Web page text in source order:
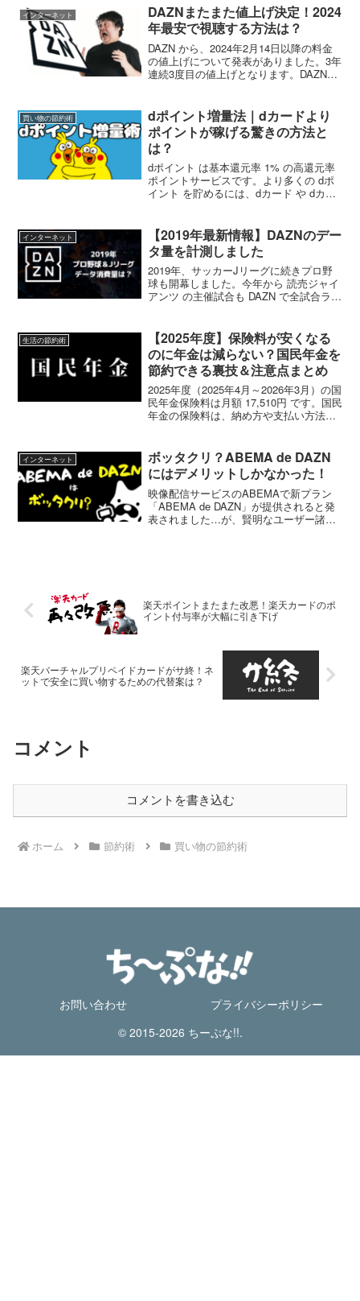
の多さイオンモバイル の音声通話プラン
ではデータ容...
インターネット
DAZNまたまた値上げ決定！2024
年最安で視聴する方法は？
DAZN から、2024年2月14日以降の料金
の値上げについて発表がありました。3年
連続3度目の値上げとなります。DAZN新
料金は...
買い物の節約術
dポイント増量法｜dカードより
ポイントが稼げる驚きの方法と
は？
dポイント は基本還元率 1% の高還元率
ポイントサービスです。より多くの dポ
イント を貯めるには、dカード や dカー
ドGOLDドコモのスマホ料金やドコ...
インターネット
【2019年最新情報】DAZNのデー
タ量を計測しました
2019年、サッカーJリーグに続きプロ野
球も開幕しました。今年から 読売ジャイ
アンツ の主催試合も DAZN で全試合ライ
球ファンの方が気になるのはデータ通信
量ですよね...
生活の節約術
【2025年度】保険料が安くなる
のに年金は減らない？国民年金を
節約できる裏技＆注意点まとめ
2025年度（2025年4月～2026年3月）の国
民年金保険料は月額 17,510円 です。国民
年金の保険料は、納め方や支払い方法を
くなっても、そのぶん受け取れる年金
は...
インターネット
ボッタクリ？ABEMA de DAZN
にはデメリットしかなかった！
映像配信サービスのABEMAで新プラン
「ABEMA de DAZN」が提供されると発
表されました…が、賢明なユーザー諸君
楽天ポイントまたまた改悪！楽天カードのポ
イント付与率が大幅に引き下げ
楽天バーチャルプリペイドカードがサ終！ネ
ットで安全に買い物するための代替案は？
コメント
コメントを書き込む
ホーム 節約術 買い物の節約術
お問い合わせ
プライバシーポリシー
© 2015-2026 ちーぷな!!.